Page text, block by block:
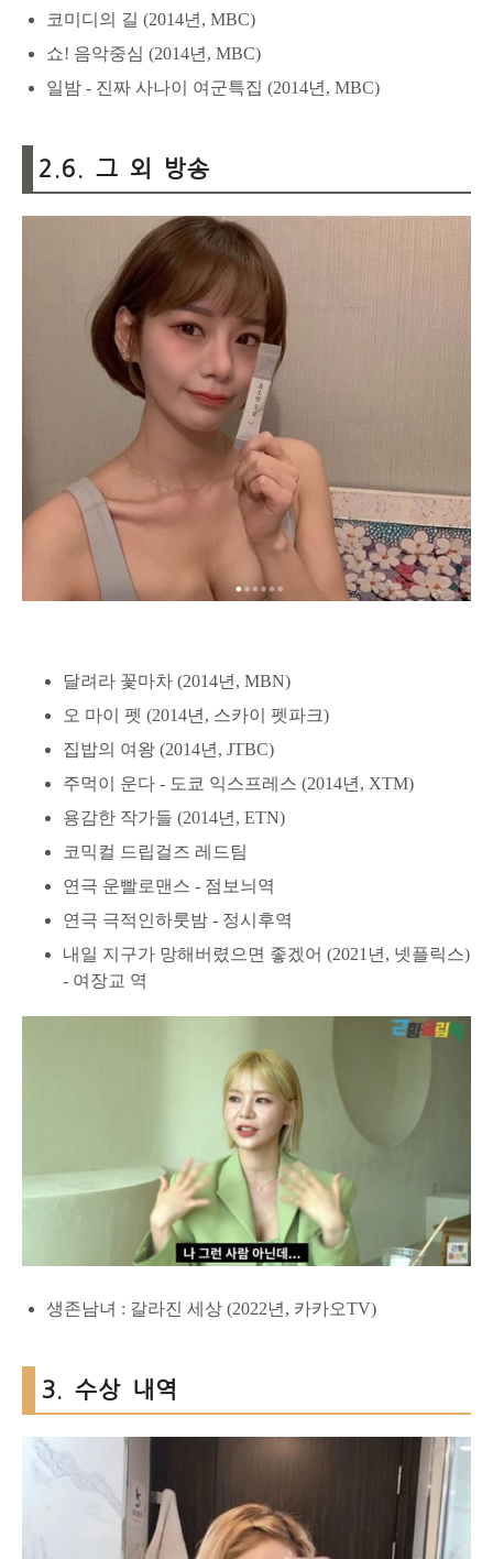
코미디의 길 (2014년, MBC)
쇼! 음악중심 (2014년, MBC)
일밤 - 진짜 사나이 여군특집 (2014년, MBC)
2.6. 그 외 방송
달려라 꽃마차 (2014년, MBN)
오 마이 펫 (2014년, 스카이 펫파크)
집밥의 여왕 (2014년, JTBC)
주먹이 운다 - 도쿄 익스프레스 (2014년, XTM)
용감한 작가들 (2014년, ETN)
코믹컬 드립걸즈 레드팀
연극 운빨로맨스 - 점보늬역
연극 극적인하룻밤 - 정시후역
내일 지구가 망해버렸으면 좋겠어 (2021년, 넷플릭스)
- 여장교 역
생존남녀 : 갈라진 세상 (2022년, 카카오TV)
3. 수상 내역